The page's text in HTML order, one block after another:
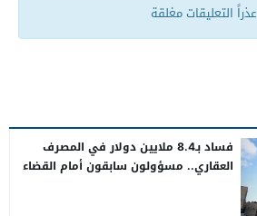
عذراً التعليقات مغلقة
فساد بـ8.4 ملايين دولار في المصرف
العقاري.. مسؤولون سابقون أمام القضاء